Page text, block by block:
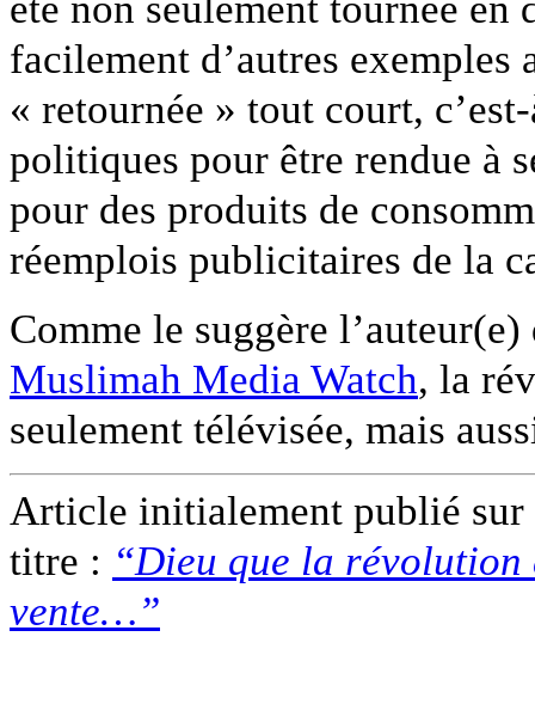
facilement d’autres
« retournée » tout court,
politiques pour être rendue à
pour des produits de
réemplois publicitaires de la
Comme le suggère
Muslimah Media Watch, la
seulement télévisée, mais
Article initialement publié sur
titre : “Dieu que la
vente…”